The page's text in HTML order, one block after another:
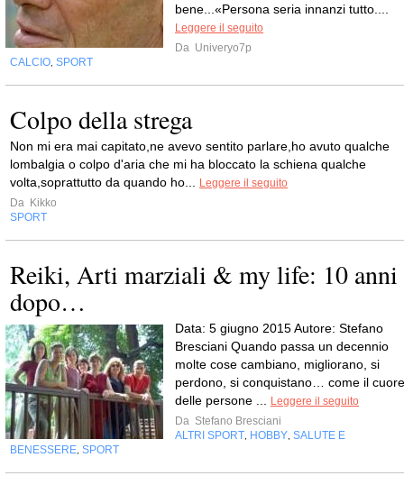
bene...«Persona seria innanzi tutto....
Leggere il seguito
Da Univeryo7p
CALCIO SPORT
Colpo della strega
Non mi era mai capitato,ne avevo sentito parlare,ho avuto qualche
lombalgia o colpo d'aria che mi ha bloccato la schiena qualche
volta,soprattutto da quando ho...
Leggere il seguito
Da Kikko
SPORT
Reiki, Arti marziali & my life: 10 anni
dopo…
Data: 5 giugno 2015 Autore: Stefano
Bresciani Quando passa un decennio
molte cose cambiano, migliorano, si
perdono, si conquistano… come il cuore
delle persone ...
Leggere il seguito
Da Stefano Bresciani
ALTRI SPORT HOBBY SALUTE E
BENESSERE SPORT